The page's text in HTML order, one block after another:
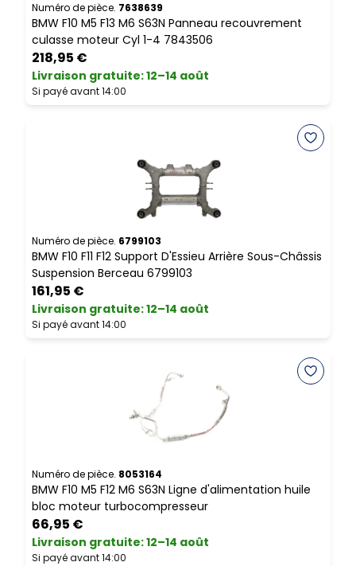
Numéro de pièce. 7638639
BMW F10 M5 F13 M6 S63N Panneau recouvrement
culasse moteur Cyl 1-4 7843506
218,95 €
Livraison gratuite:12–14 août
Si payé avant 14:00
Numéro de pièce. 6799103
BMW F10 F11 F12 Support D'Essieu Arrière Sous-Châssis
Suspension Berceau 6799103
161,95 €
Livraison gratuite:12–14 août
Si payé avant 14:00
Numéro de pièce. 8053164
BMW F10 M5 F12 M6 S63N Ligne d'alimentation huile
bloc moteur turbocompresseur
66,95 €
Livraison gratuite:12–14 août
Si payé avant 14:00